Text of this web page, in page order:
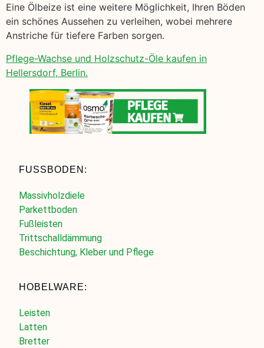
Eine Ölbeize ist eine weitere Möglichkeit, Ihren Böden
ein schönes Aussehen zu verleihen, wobei mehrere
Anstriche für tiefere Farben sorgen.
Pflege-Wachse und Holzschutz-Öle kaufen in
Hellersdorf, Berlin.
FUSSBODEN:
Massivholzdiele
Parkettboden
Fußleisten
Trittschalldämmung
Beschichtung, Kleber und Pflege
HOBELWARE:
Leisten
Latten
Bretter